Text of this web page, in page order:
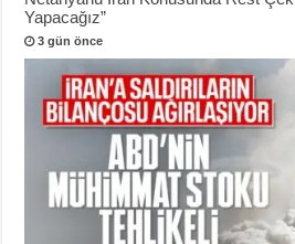
Yapacağız”
3 gün önce